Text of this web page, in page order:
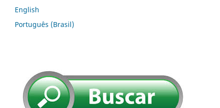
English
Português (Brasil)